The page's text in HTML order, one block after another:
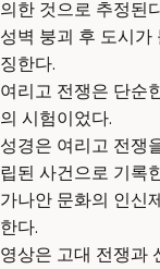
의한 것으로 추정된
성벽 붕괴 후 도시가
징한다.
여리고 전쟁은 단순
의 시험이었다.
성경은 여리고 전쟁
립된 사건으로 기록
가나안 문화의 인신
한다.
영상은 고대 전쟁과